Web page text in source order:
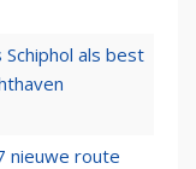
als best
nieuwe route